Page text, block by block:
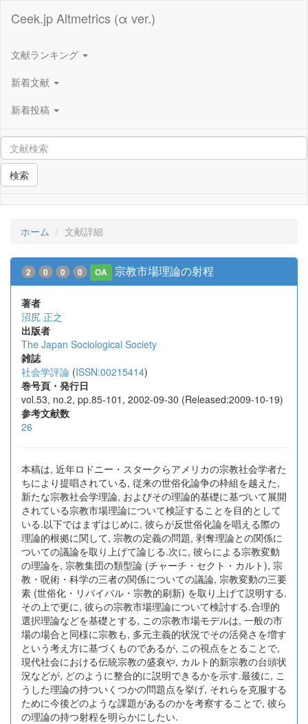
Ceek.jp Altmetrics (α ver.)
文献ランキング
新着文献
新着投稿
検索
ホーム 文献詳細
2 0 0 0 OA 宗教市場理論の射程
著者
沼尻 正之
出版者
The Japan Sociological Society
雑誌
社会学評論 (ISSN:00215414)
巻号頁・発行日
vol.53, no.2, pp.85-101, 2002-09-30 (Released:2009-10-19)
参考文献数
26
本稿は, 近年ロドニー・スタークらアメリカの宗教社会学者た
ちにより提唱されている, 従来の世俗化論争の枠組を越えた,
新たな宗教社会学理論, およびその理論的基礎に基づいて展開
されている宗教市場理論について検証することを目的として
いる.以下ではまずはじめに, 彼らが反世俗化論を唱える際の
理論的根拠に関して, 宗教の定義の問題, 剥奪理論との関係に
ついての議論を取り上げて論じる.次に, 彼らによる宗教変動
の理論を, 宗教集団の類型論 (チャーチ・セクト・カルト), 宗
教・呪術・科学の三者の関係についての議論, 宗教変動の三要
素 (世俗化・リバイバル・宗教的刷新) を取り上げて説明する.
その上で更に, 彼らの宗教市場理論について検討する.合理的
選択理論などを基礎とする, この宗教市場モデルは, 一般の市
場の場合と同様に宗教も, 多元主義的状況でその活発さを増す
という考え方に基づくものであるが, この視点をとることで,
現代社会における伝統宗教の盛衰や, カルト的新宗教の台頭状
況などが, どのように整合的に説明できるかを示す.最後に, こ
うした理論の持ついくつかの問題点を挙げ, それらを克服する
ために今後どのような課題があるのかを考察することで, 彼ら
の理論の持つ射程を明らかにしたい.